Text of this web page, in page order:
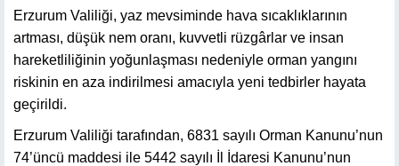
Erzurum Valiliği, yaz mevsiminde hava sıcaklıklarının
artması, düşük nem oranı, kuvvetli rüzgârlar ve insan
hareketliliğinin yoğunlaşması nedeniyle orman yangını
riskinin en aza indirilmesi amacıyla yeni tedbirler hayata
geçirildi.
Erzurum Valiliği tarafından, 6831 sayılı Orman Kanunu’nun
74’üncü maddesi ile 5442 sayılı İl İdaresi Kanunu’nun